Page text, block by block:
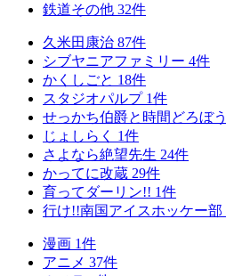
鉄道その他 32件
久米田康治 87件
シブヤニアファミリー 4件
かくしごと 18件
スタジオパルプ 1件
せっかち伯爵と時間どろぼう
じょしらく 1件
さよなら絶望先生 24件
かってに改蔵 29件
育ってダーリン!! 1件
行け!!南国アイスホッケー部
漫画 1件
アニメ 37件